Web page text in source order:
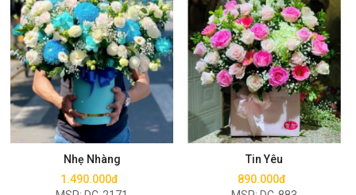
Nhẹ Nhàng
1.490.000đ
Mua ngay
Tin Yêu
890.000đ
Mua ngay